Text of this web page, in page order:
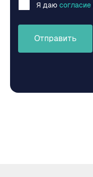
Я даю согласие
Отправить